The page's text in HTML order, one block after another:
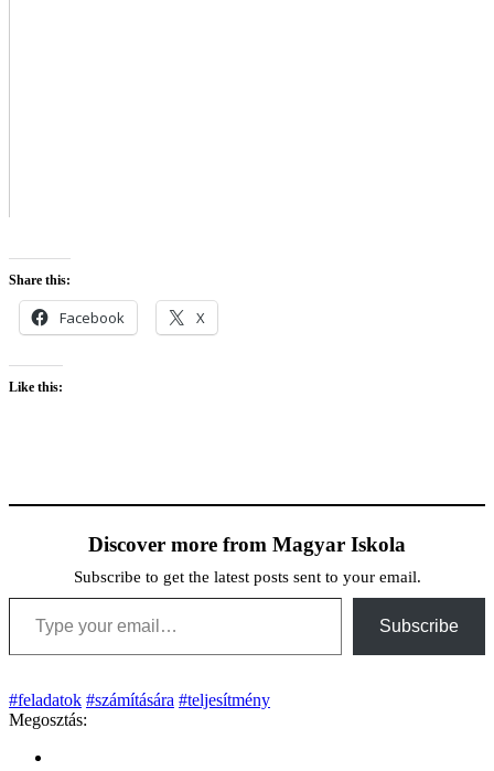
Share this:
Facebook X
Like this:
Discover more from Magyar Iskola
Subscribe to get the latest posts sent to your email.
Type your email…
Subscribe
#feladatok #számítására #teljesítmény
Megosztás: